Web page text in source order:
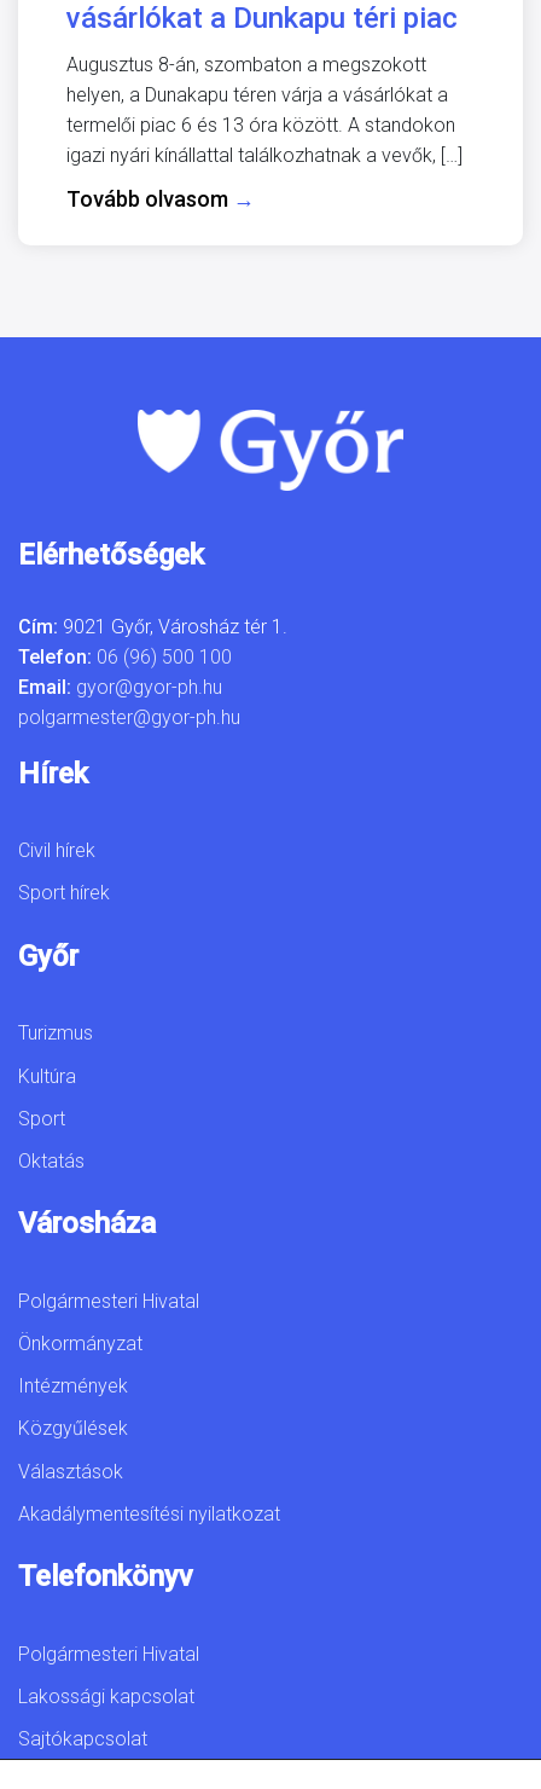
vásárlókat a Dunkapu téri piac
Augusztus 8-án, szombaton a megszokott
helyen, a Dunakapu téren várja a vásárlókat a
termelői piac 6 és 13 óra között. A standokon
igazi nyári kínállattal találkozhatnak a vevők, […]
Tovább olvasom →
Elérhetőségek
Cím: 9021 Győr, Városház tér 1.
Telefon: 06 (96) 500 100
Email: gyor@gyor-ph.hu
polgarmester@gyor-ph.hu
Hírek
Civil hírek
Sport hírek
Győr
Turizmus
Kultúra
Sport
Oktatás
Városháza
Polgármesteri Hivatal
Önkormányzat
Intézmények
Közgyűlések
Választások
Akadálymentesítési nyilatkozat
Telefonkönyv
Polgármesteri Hivatal
Lakossági kapcsolat
Sajtókapcsolat